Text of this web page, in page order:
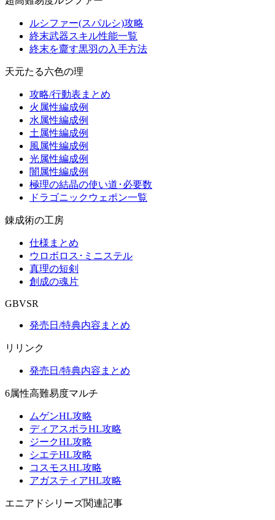
ルシファー(スパルシ)攻略
終末武器スキル性能一覧
終末を齎す黒羽の入手方法
天元たる六色の理
攻略/行動表まとめ
火属性編成例
水属性編成例
土属性編成例
風属性編成例
光属性編成例
闇属性編成例
極理の結晶の使い道･必要数
ドラゴニックウェポン一覧
錬成術の工房
仕様まとめ
ウロボロス･ミニステル
真理の短剣
創成の魂片
GBVSR
発売日/特典内容まとめ
リリンク
発売日/特典内容まとめ
6属性高難易度マルチ
ムゲンHL攻略
ディアスポラHL攻略
ジークHL攻略
シエテHL攻略
コスモスHL攻略
アガスティアHL攻略
エニアドシリーズ関連記事